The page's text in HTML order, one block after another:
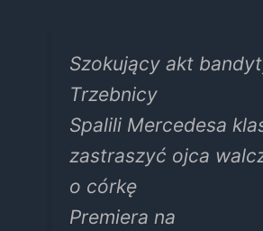
Szokujący akt
Trzebnicy
Spalili Mercedesa
zastraszyć ojca
o córkę
Premiera na